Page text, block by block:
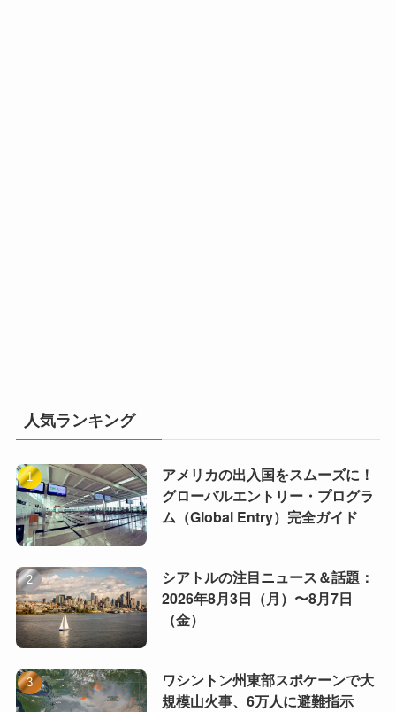
人気ランキング
アメリカの出入国をスムーズに！
グローバルエントリー・プログラ
ム（Global Entry）完全ガイド
シアトルの注目ニュース＆話題：
2026年8月3日（月）〜8月7日
（金）
ワシントン州東部スポケーンで大
規模山火事、6万人に避難指示